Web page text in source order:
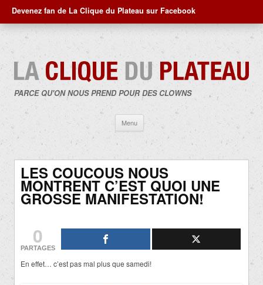
Devenez fan de La Clique du Plateau sur Facebook
PARCE QU'ON NOUS PREND POUR DES CLOWNS
Menu
contenu
LES COUCOUS NOUS
MONTRENT C’EST QUOI UNE
GROSSE MANIFESTATION!
0
PARTAGES
En effet… c’est pas mal plus que samedi!